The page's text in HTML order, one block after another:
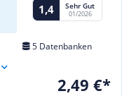
1,4 Sehr Gut
01/2026
5 Datenbanken
2,49 €*